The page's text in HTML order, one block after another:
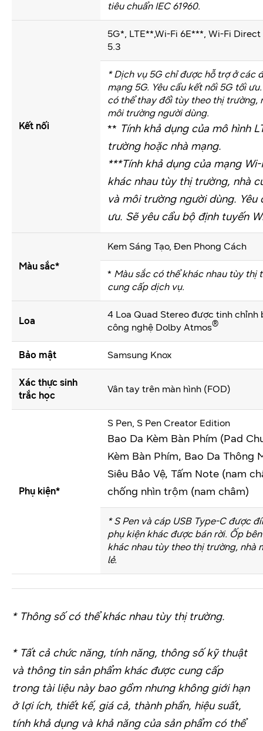
tiêu chuẩn IEC 61960.
Kết nối
5G*, LTE**,Wi-Fi 6E***, Wi-Fi
5.3
* Dịch vụ 5G chỉ được hỗ trợ ở các
mạng 5G. Yêu cầu kết nối 5G tối
có thể thay đổi tùy theo thị trường,
môi trường người dùng.
** Tính khả dụng của mô hình
trường hoặc nhà mạng.
***Tính khả dụng của mạng
khác nhau tùy thị trường, nhà
và môi trường người dùng. Yêu
ưu. Sẽ yêu cầu bộ định tuyến
Màu sắc*
Kem Sáng Tạo, Đen Phong Cách
* Màu sắc có thể khác nhau tùy thị
cung cấp dịch vụ.
Loa
4 Loa Quad Stereo được tinh chỉnh
công nghệ Dolby Atmos®
Bảo mật Samsung Knox
Xác thực sinh
trắc học
Vân tay trên màn hình (FOD)
Phụ kiện*
S Pen, S Pen Creator Edition
Bao Da Kèm Bàn Phím (Pad
Kèm Bàn Phím, Bao Da Thông
Siêu Bảo Vệ, Tấm Note (nam
chống nhìn trộm (nam châm)
* S Pen và cáp USB Type-C được
phụ kiện khác được bán rời. Ốp
khác nhau tùy theo thị trường, nhà
lẻ.
* Thông số có thể khác nhau tùy thị trường.
* Tất cả chức năng, tính năng, thông số kỹ thuật
và thông tin sản phẩm khác được cung cấp
trong tài liệu này bao gồm nhưng không giới hạn
ở lợi ích, thiết kế, giá cả, thành phần, hiệu suất,
tính khả dụng và khả năng của sản phẩm có thể